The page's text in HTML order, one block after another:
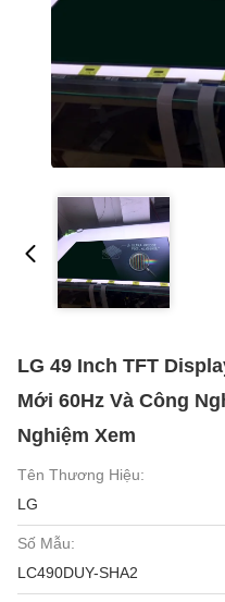
LG 49 Inch TFT
Mới 60Hz Và Công
Nghiệm Xem
Tên Thương Hiệu:
LG
Số Mẫu:
LC490DUY-SHA2